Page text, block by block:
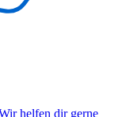
helfen dir gerne